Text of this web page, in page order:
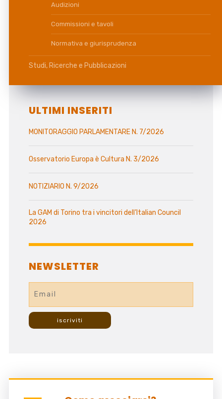
Audizioni
Commissioni e tavoli
Normativa e giurisprudenza
Studi, Ricerche e Pubblicazioni
ULTIMI INSERITI
MONITORAGGIO PARLAMENTARE N. 7/2026
Osservatorio Europa è Cultura N. 3/2026
NOTIZIARIO N. 9/2026
La GAM di Torino tra i vincitori dell’Italian Council
2026
NEWSLETTER